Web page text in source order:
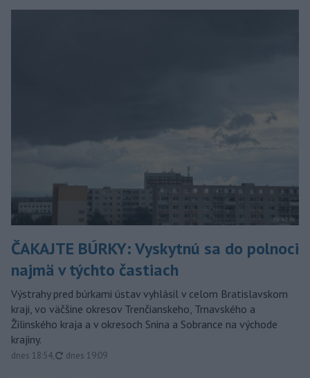
ČAKAJTE BÚRKY: Vyskytnú sa do polnoci
najmä v týchto častiach
Výstrahy pred búrkami ústav vyhlásil v celom Bratislavskom
kraji, vo väčšine okresov Trenčianskeho, Trnavského a
Žilinského kraja a v okresoch Snina a Sobrance na východe
krajiny.
dnes 18:54, aktualizované
dnes 19:09